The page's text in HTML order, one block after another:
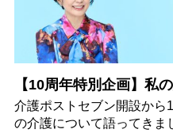
【10周年特別企画】私
介護ポストセブン開設から
の介護について語ってきま